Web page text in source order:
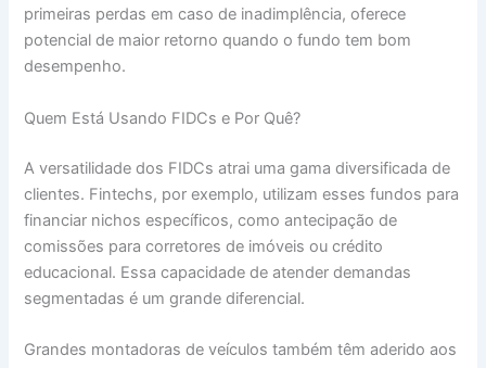
primeiras perdas em caso de inadimplência, oferece
potencial de maior retorno quando o fundo tem bom
desempenho.
Quem Está Usando FIDCs e Por Quê?
A versatilidade dos FIDCs atrai uma gama diversificada de
clientes. Fintechs, por exemplo, utilizam esses fundos para
financiar nichos específicos, como antecipação de
comissões para corretores de imóveis ou crédito
educacional. Essa capacidade de atender demandas
segmentadas é um grande diferencial.
Grandes montadoras de veículos também têm aderido aos